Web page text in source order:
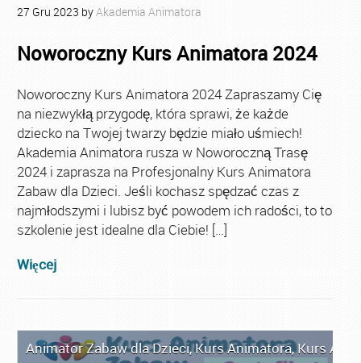
27 Gru 2023 byAkademia Animatora
Noworoczny Kurs Animatora 2024
Noworoczny Kurs Animatora 2024 Zapraszamy Cię
na niezwykłą przygodę, która sprawi, że każde
dziecko na Twojej twarzy będzie miało uśmiech!
Akademia Animatora rusza w Noworoczną Trasę
2024 i zaprasza na Profesjonalny Kurs Animatora
Zabaw dla Dzieci. Jeśli kochasz spędzać czas z
najmłodszymi i lubisz być powodem ich radości, to to
szkolenie jest idealne dla Ciebie! […]
Więcej
Animator Zabaw dla Dzieci,Kurs Animatora,Kurs